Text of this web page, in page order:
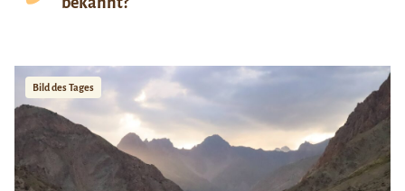
Bild des Tages